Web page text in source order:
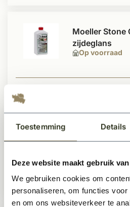
Toestemming Details
Deze website maakt gebruik
We gebruiken cookies om
personaliseren, om functies
en om ons websiteverkeer te
Op voorraad
Moeller Stone
zijdeglans
Moeller Stone
44,99Per stuk